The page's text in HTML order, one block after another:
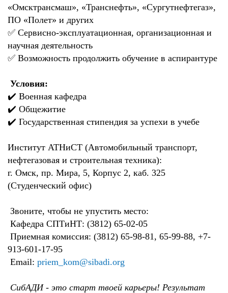
«Омсктрансмаш», «Транснефть», «Сургутнефтегаз»,
ПО «Полет» и других
✅ Сервисно-эксплуатационная, организационная и
научная деятельность
✅ Возможность продолжить обучение в аспирантуре
Условия:
✔️ Военная кафедра
✔️ Общежитие
✔️ Государственная стипендия за успехи в учебе
Институт АТНиСТ (Автомобильный транспорт,
нефтегазовая и строительная техника):
г. Омск, пр. Мира, 5, Корпус 2, каб. 325
(Студенческий офис)
Звоните, чтобы не упустить место:
Кафедра СПТиНТ: (3812) 65-02-05
Приемная комиссия: (3812) 65-98-81, 65-99-88, +7-
913-601-17-95
Email: priem_kom@sibadi.org
СибАДИ - это старт твоей карьеры! Результат